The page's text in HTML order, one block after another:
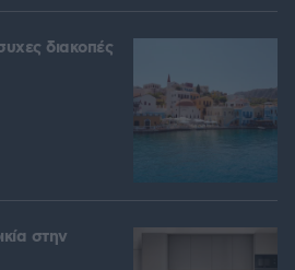
διακοπές
στην